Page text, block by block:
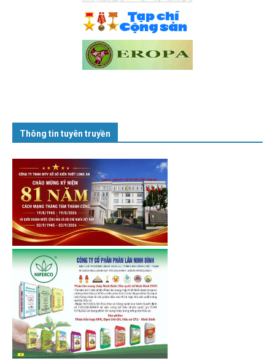
Thông tin tuyên truyền